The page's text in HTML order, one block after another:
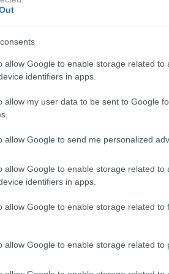
allow Google to enable storage related to
identifiers in apps.
allow my user data to be sent to Google
allow Google to send me personalized
allow Google to enable storage related to
identifiers in apps.
allow Google to enable storage related to
allow Google to enable storage related to
ki je pri 4,53 metra dolgem
podobo, ki tako kot pri
treba sprijazniti z manjšo
litri sicer enaka v obeh
litri voznika in potnike prikrajša za